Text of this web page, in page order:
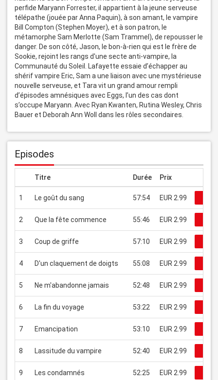
perfide Maryann Forrester, il appartient à la jeune serveuse
télépathe (jouée par Anna Paquin), à son amant, le vampire
Bill Compton (Stephen Moyer), et à son patron, le
métamorphe Sam Merlotte (Sam Trammel), de repousser le
danger. De son côté, Jason, le bon-à-rien qui est le frère de
Sookie, rejoint les rangs d'une secte anti-vampire, la
Communauté du Soleil. Lafayette essaie d’échapper au
shérif vampire Eric, Sam a une liaison avec une mystérieuse
nouvelle serveuse, et Tara vit un grand amour rempli
d’épisodes amnésiques avec Eggs, l’un des cas dont
s’occupe Maryann. Avec Ryan Kwanten, Rutina Wesley, Chris
Bauer et Deborah Ann Woll dans les rôles secondaires.
Episodes
Titre Durée Prix
1 Le goût du sang 57:54 EUR 2.99
2 Que la fête commence 55:46 EUR 2.99
3 Coup de griffe 57:10 EUR 2.99
4 D'un claquement de doigts 55:08 EUR 2.99
5 Ne m'abandonne jamais 52:48 EUR 2.99
6 La fin du voyage 53:22 EUR 2.99
7 Emancipation 53:10 EUR 2.99
8 Lassitude du vampire 52:40 EUR 2.99
9 Les condamnés 52:25 EUR 2.99